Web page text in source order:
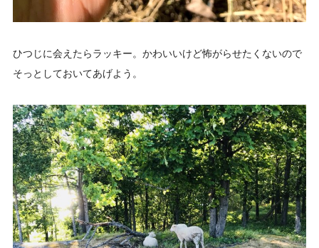
ひつじに会えたらラッキー。かわいいけど怖がらせたくないので
そっとしておいてあげよう。